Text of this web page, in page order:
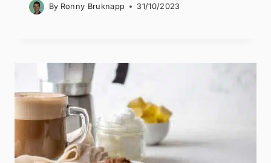
By Ronny Bruknapp 31/10/2023